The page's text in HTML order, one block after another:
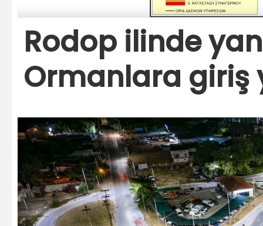
Rodop ilinde
Ormanlara giriş